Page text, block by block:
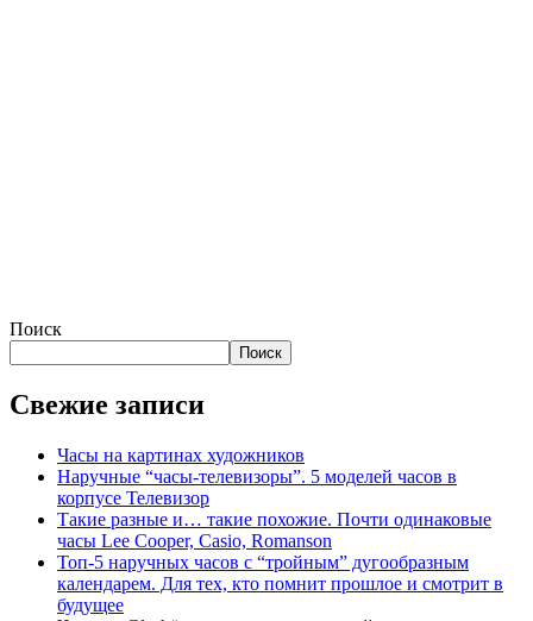
Поиск
Поиск
Свежие записи
Часы на картинах художников
Наручные “часы-телевизоры”. 5 моделей часов в
корпусе Телевизор
Такие разные и… такие похожие. Почти одинаковые
часы Lee Cooper, Casio, Romanson
Топ-5 наручных часов с “тройным” дугообразным
календарем. Для тех, кто помнит прошлое и смотрит в
будущее